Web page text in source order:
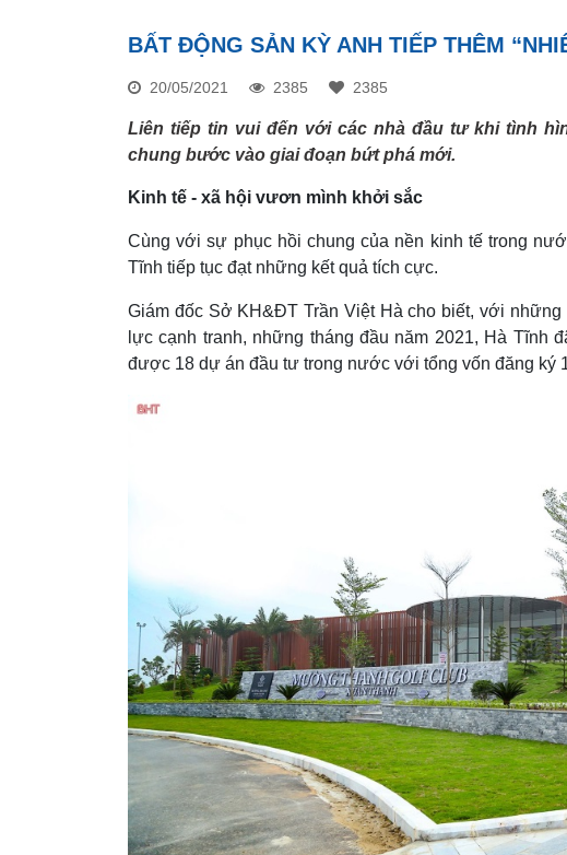
BẤT ĐỘNG SẢN KỲ ANH TIẾP THÊM
20/05/2021 2385 2385
Liên tiếp tin vui đến với các nhà đầu tư khi tình
chung bước vào giai đoạn bứt phá mới.
Kinh tế - xã hội vươn mình khởi sắc
Cùng với sự phục hồi chung của nền kinh tế trong
Tĩnh tiếp tục đạt những kết quả tích cực.
Giám đốc Sở KH&ĐT Trần Việt Hà cho biết, với
lực cạnh tranh, những tháng đầu năm 2021, Hà Tĩnh
được 18 dự án đầu tư trong nước với tổng vốn đăng ký